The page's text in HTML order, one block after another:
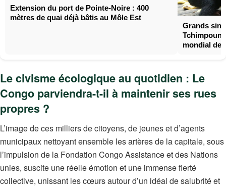
Extension du port de Pointe-Noire : 400
mètres de quai déjà bâtis au Môle Est
Grands
mondial de
Le civisme écologique au quotidien : Le
Congo parviendra-t-il à maintenir ses rues
propres ?
L’image de ces milliers de citoyens, de jeunes et d’agents
municipaux nettoyant ensemble les artères de la capitale, sous
l’impulsion de la Fondation Congo Assistance et des Nations
unies, suscite une réelle émotion et une immense fierté
collective, unissant les cœurs autour d’un idéal de salubrité et